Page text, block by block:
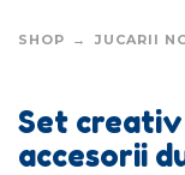
SHOP JUCARII
Set creativ
accesorii